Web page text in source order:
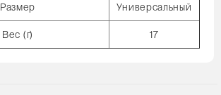
Размер Универсальный
Вес (г) 17